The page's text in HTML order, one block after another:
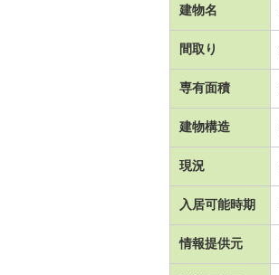
建物名
間取り
専有面積
建物構造
現況
入居可能時期
情報提供元